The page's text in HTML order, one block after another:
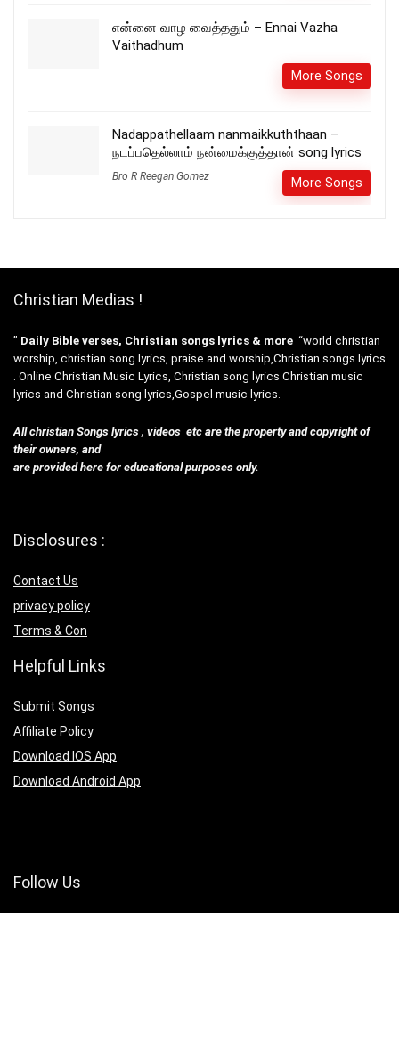
என்னை வாழ வைத்ததும் – Ennai Vazha
Vaithadhum
More Songs
Nadappathellaam nanmaikkuththaan –
நடப்பதெல்லாம் நன்மைக்குத்தான் song lyrics
Bro R Reegan Gomez More Songs
Christian Medias !
” Daily Bible verses, Christian songs lyrics & more “world christian
worship, christian song lyrics, praise and worship,Christian songs lyrics
. Online Christian Music Lyrics, Christian song lyrics Christian music
lyrics and Christian song lyrics,Gospel music lyrics.
All christian Songs lyrics , videos etc are the property and copyright of
their owners, and
are provided here for educational purposes only.
Disclosures :
Contact Us
privacy policy
Terms & Con
Helpful Links
Submit Songs
Affiliate Policy
Download IOS App
Download Android App
Follow Us